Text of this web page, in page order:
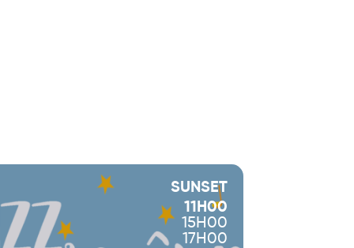
SUNSET
11H00
15H00
17H00